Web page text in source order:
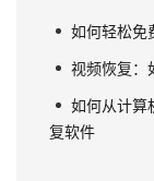
如何轻松免
视频恢复：
如何从计算
复软件